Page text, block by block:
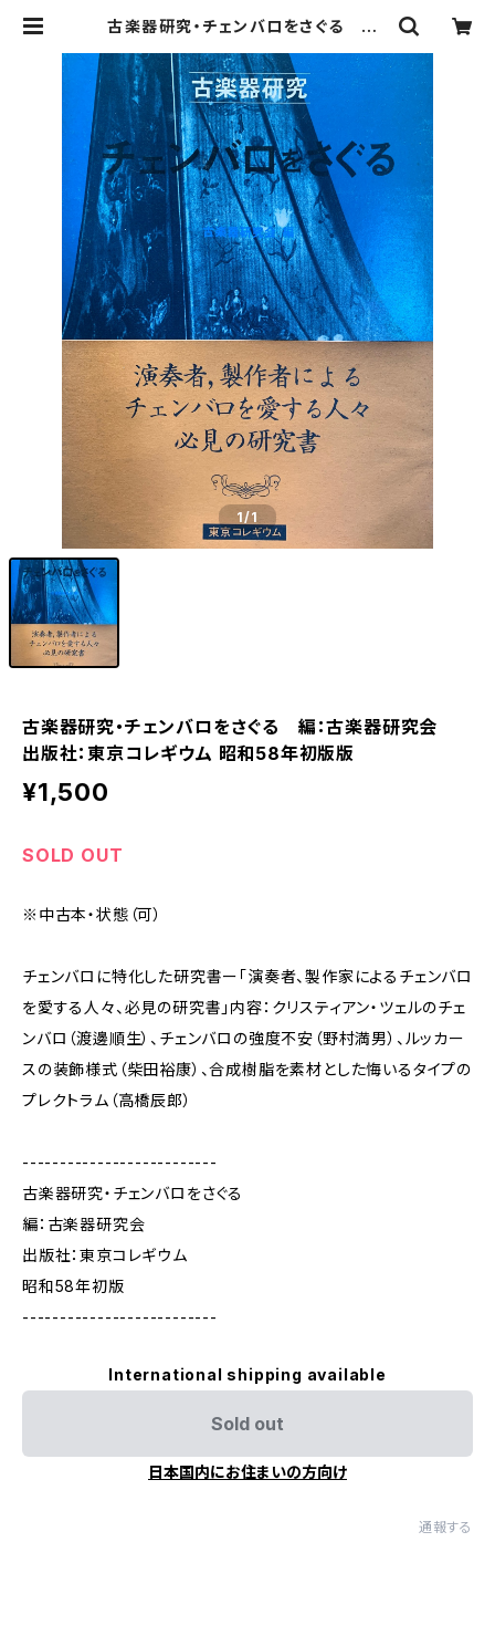
古楽器研究・チェンバロをさぐる 編：
ム 昭和58年初版版 | Birds' Tale
Collective
1/1
古楽器研究・チェンバロをさぐる 編：古楽器研究会
出版社：東京コレギウム 昭和58年初版版
¥1,500
SOLD OUT
※中古本・状態（可）
チェンバロに特化した研究書ー「演奏者、製作家によるチェンバロ
を愛する人々、必見の研究書」内容：クリスティアン・ツェルのチェ
ンバロ（渡邊順生）、チェンバロの強度不安（野村満男）、ルッカー
スの装飾様式（柴田裕康）、合成樹脂を素材とした悔いるタイプの
プレクトラム（高橋辰郎）
--------------------------
古楽器研究・チェンバロをさぐる
編：古楽器研究会
出版社：東京コレギウム
昭和58年初版
--------------------------
International shipping available
Sold out
日本国内にお住まいの方向け
通報する